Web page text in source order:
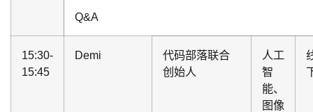
Q&A
15:30-
15:45
Demi
代码部落联合
创始人
人工
智
能、
图像